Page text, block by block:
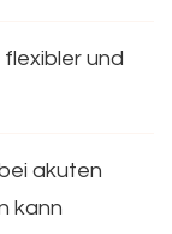
flexibler und
akuten
kann